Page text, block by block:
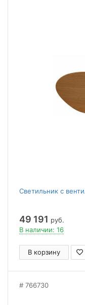
Светильник с
49 191 руб.
В наличии: 16
В корзину
766730